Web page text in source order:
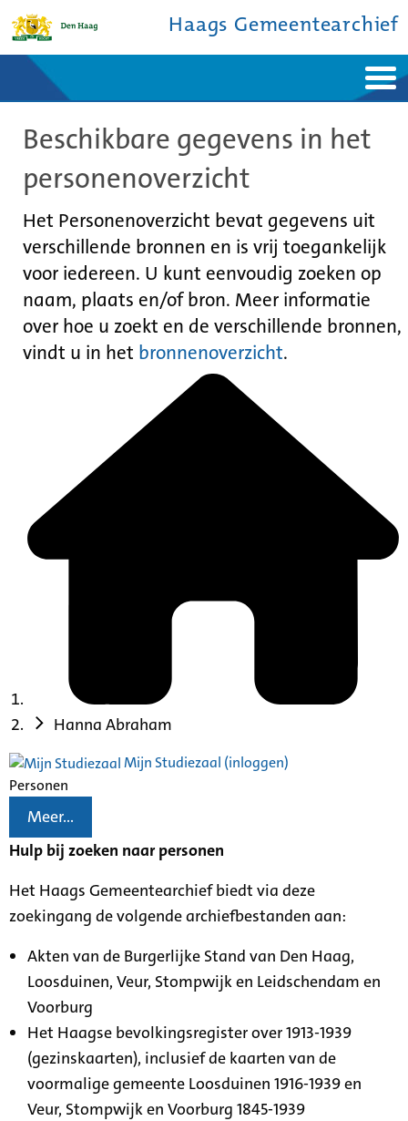
Haags Gemeentearchief
Ontdek de stad
De studiezaal
Bronnen en collecties
Contact
Beschikbare gegevens in het
personenoverzicht
Het Personenoverzicht bevat gegevens uit
verschillende bronnen en is vrij toegankelijk
voor iedereen. U kunt eenvoudig zoeken op
naam, plaats en/of bron. Meer informatie
over hoe u zoekt en de verschillende bronnen,
vindt u in het bronnenoverzicht.
Hanna Abraham
Mijn Studiezaal (inloggen)
Personen
Meer...
Hulp bij zoeken naar personen
Het Haags Gemeentearchief biedt via deze
zoekingang de volgende archiefbestanden aan:
Akten van de Burgerlijke Stand van Den Haag,
Loosduinen, Veur, Stompwijk en Leidschendam en
Voorburg
Het Haagse bevolkingsregister over 1913-1939
(gezinskaarten), inclusief de kaarten van de
voormalige gemeente Loosduinen 1916-1939 en
Veur, Stompwijk en Voorburg 1845-1939